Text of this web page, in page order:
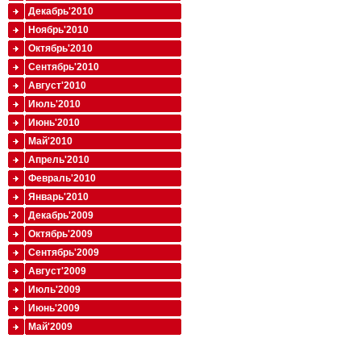
Декабрь'2010
Ноябрь'2010
Октябрь'2010
Сентябрь'2010
Август'2010
Июль'2010
Июнь'2010
Май'2010
Апрель'2010
Февраль'2010
Январь'2010
Декабрь'2009
Октябрь'2009
Сентябрь'2009
Август'2009
Июль'2009
Июнь'2009
Май'2009